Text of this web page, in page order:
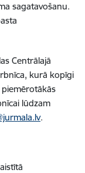
sagatavošanu.
Centrālajā
kurā kopīgi
piemērotākās
lūdzam
.